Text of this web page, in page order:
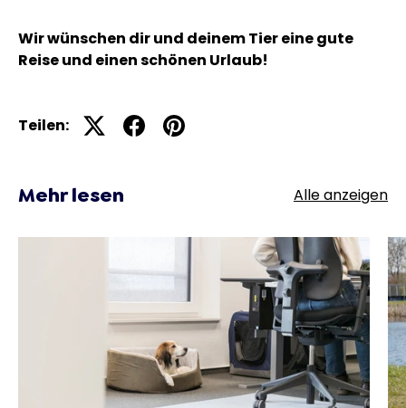
Wir wünschen dir und deinem Tier eine gute
Reise und einen schönen Urlaub!
Teilen:
Mehr lesen Alle anzeigen